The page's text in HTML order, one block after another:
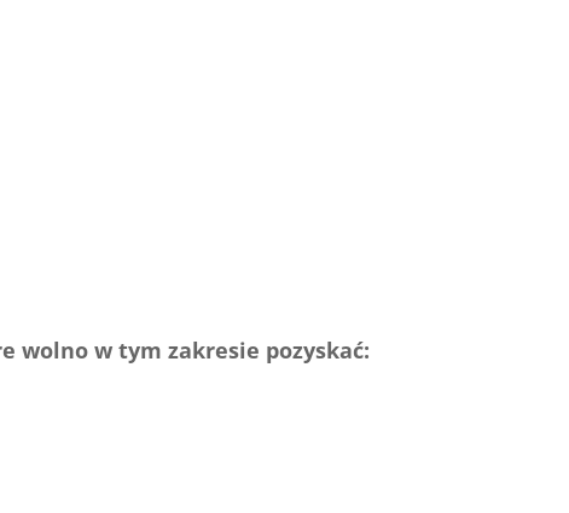
wolno w tym zakresie pozyskać: